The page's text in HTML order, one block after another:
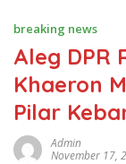
breaking news
Aleg DPR
Khaeron
Pilar
Admin
November 17,